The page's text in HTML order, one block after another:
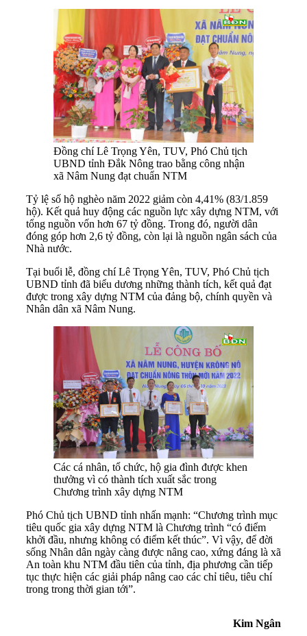
Đồng chí Lê Trọng Yên, TUV, Phó Chủ tịch
UBND tỉnh Đắk Nông trao bằng công nhận
xã Nâm Nung đạt chuẩn NTM
Tỷ lệ số hộ nghèo năm 2022 giảm còn 4,41% (83/1.859
hộ). Kết quả huy động các nguồn lực xây dựng NTM, với
tổng nguồn vốn hơn 67 tỷ đồng. Trong đó, người dân
đóng góp hơn 2,6 tỷ đồng, còn lại là nguồn ngân sách của
Nhà nước.
Tại buổi lễ, đồng chí Lê Trọng Yên, TUV, Phó Chủ tịch
UBND tỉnh đã biểu dương những thành tích, kết quả đạt
được trong xây dựng NTM của đảng bộ, chính quyền và
Nhân dân xã Nâm Nung.
Các cá nhân, tổ chức, hộ gia đình được khen
thưởng vì có thành tích xuất sắc trong
Chương trình xây dựng NTM
Phó Chủ tịch UBND tỉnh nhấn mạnh: “Chương trình mục
tiêu quốc gia xây dựng NTM là Chương trình “có điểm
khởi đầu, nhưng không có điểm kết thúc”. Vì vậy, để đời
sống Nhân dân ngày càng được nâng cao, xứng đáng là xã
An toàn khu NTM đầu tiên của tỉnh, địa phương cần tiếp
tục thực hiện các giải pháp nâng cao các chỉ tiêu, tiêu chí
trong trong thời gian tới”.
Kim Ngân